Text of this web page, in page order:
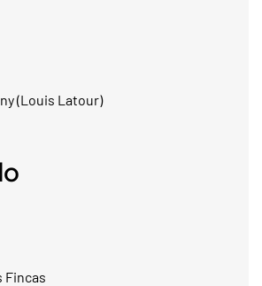
(Louis Latour)
Fincas